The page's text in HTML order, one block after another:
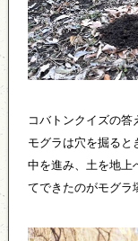
コバトンクイズの答
モグラは穴を掘ると
中を進み、土を地上
てできたのがモグラ